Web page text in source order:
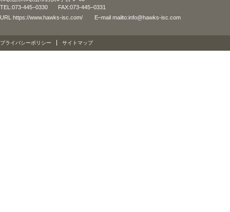
TEL:073-445–0330
FAX:073-445–0331
URL https://www.hawks-isc.com/ E–mail mailto:info@hawks-isc.com
プライバシーポリシー サイトマップ